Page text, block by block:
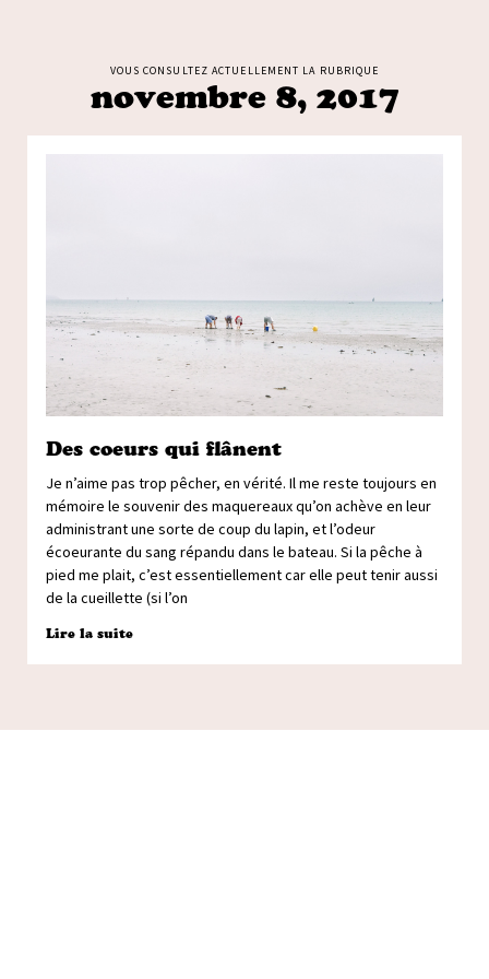
VOUS CONSULTEZ ACTUELLEMENT LA RUBRIQUE
novembre 8, 2017
Des coeurs qui flânent
Je n’aime pas trop pêcher, en vérité. Il me reste toujours en
mémoire le souvenir des maquereaux qu’on achève en leur
administrant une sorte de coup du lapin, et l’odeur
écoeurante du sang répandu dans le bateau. Si la pêche à
pied me plait, c’est essentiellement car elle peut tenir aussi
de la cueillette (si l’on
Lire la suite